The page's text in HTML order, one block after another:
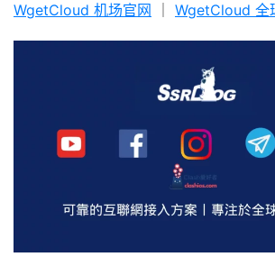
WgetCloud 机场官网 WgetCloud 全